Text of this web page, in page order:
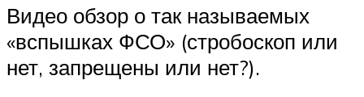
Видео обзор о так называемых
«вспышках ФСО» (стробоскоп или
нет, запрещены или нет?).